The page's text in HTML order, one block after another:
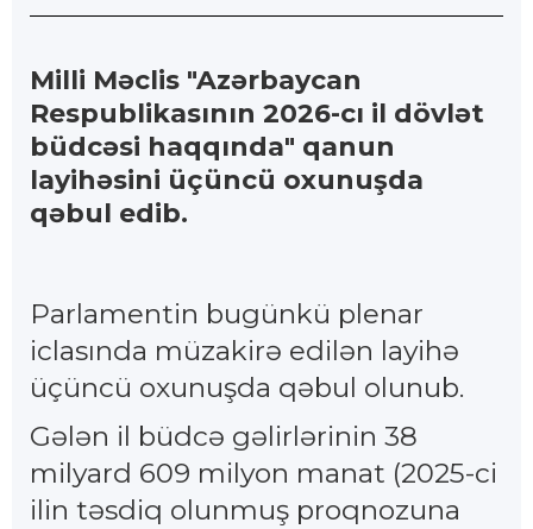
Milli Məclis "Azərbaycan
Respublikasının 2026-cı il dövlət
büdcəsi haqqında" qanun
layihəsini üçüncü oxunuşda
qəbul edib.
Parlamentin bugünkü plenar
iclasında müzakirə edilən layihə
üçüncü oxunuşda qəbul olunub.
Gələn il büdcə gəlirlərinin 38
milyard 609 milyon manat (2025-ci
ilin təsdiq olunmuş proqnozuna